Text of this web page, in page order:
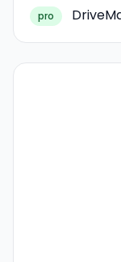
pro